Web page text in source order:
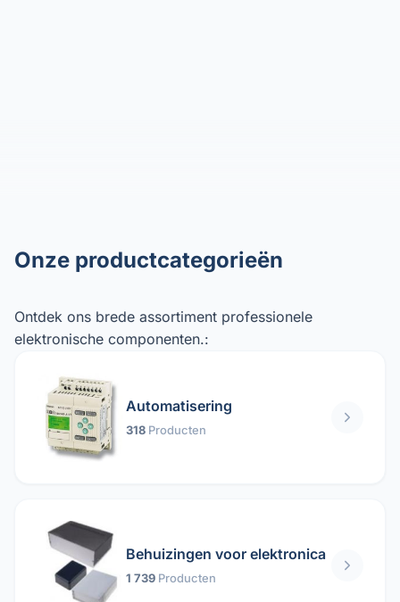
Onze productcategorieën
Ontdek ons ​​brede assortiment professionele
elektronische componenten.:
Automatisering
318 Producten
Behuizingen voor elektronica
1 739 Producten